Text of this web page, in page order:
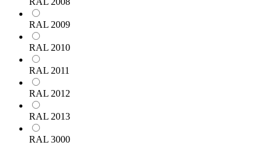
RAL 2009
RAL 2010
RAL 2011
RAL 2012
RAL 2013
RAL 3000